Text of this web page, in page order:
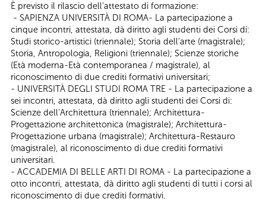
È previsto il rilascio dell’attestato di formazione:
- SAPIENZA UNIVERSITÀ DI ROMA- La partecipazione a
cinque incontri, attestata, dà diritto agli studenti dei Corsi di:
Studi storico-artistici (triennale); Storia dell’arte (magistrale);
Storia, Antropologia, Religioni (triennale); Scienze storiche
(Età moderna-Età contemporanea / magistrale), al
riconoscimento di due crediti formativi universitari;
- UNIVERSITÀ DEGLI STUDI ROMA TRE - La partecipazione a
sei incontri, attestata, dà diritto agli studenti dei Corsi di:
Scienze dell’Architettura (triennale); Architettura-
Progettazione architettonica (magistrale); Architettura-
Progettazione urbana (magistrale); Architettura-Restauro
(magistrale), al riconoscimento di due crediti formativi
universitari.
- ACCADEMIA DI BELLE ARTI DI ROMA - La partecipazione a
otto incontri, attestata, dà diritto agli studenti di tutti i corsi al
riconoscimento di due crediti formativi.